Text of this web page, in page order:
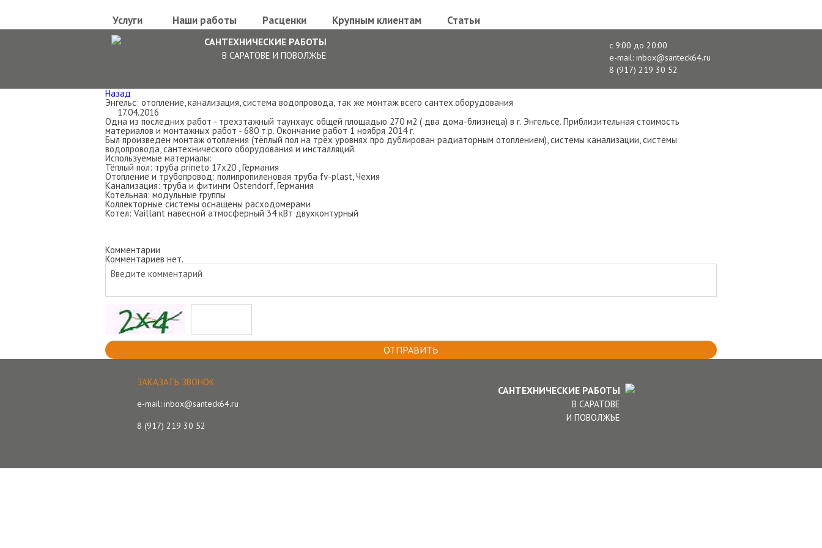
Услуги Наши работы Расценки Крупным клиентам Статьи
САНТЕХНИЧЕСКИЕ РАБОТЫ
В САРАТОВЕ И ПОВОЛЖЬЕ
с 9:00 до 20:00
e-mail: inbox@santeck64.ru
8 (917) 219 30 52
Назад
Энгельс: отопление, канализация, система водопровода, так же монтаж всего сантех.оборудования
17.04.2016
Одна из последних работ - трехэтажный таунхаус общей площадью 270 м2 ( два дома-близнеца) в г. Энгельсе. Приблизительная стоимость
материалов и монтажных работ - 680 т.р. Окончание работ 1 ноября 2014 г.
Был произведен монтаж отопления (тёплый пол на трёх уровнях про дублирован радиаторным отоплением), системы канализации, системы
водопровода, сантехнического оборудования и инсталляций.
Используемые материалы:
Тёплый пол: труба prineto 17х20 , Германия
Отопление и трубопровод: полипропиленовая труба fv-plast, Чехия
Канализация: труба и фитинги Ostendorf, Германия
Котельная: модульные группы
Коллекторные системы оснащены расходомерами
Котел: Vaillant навесной атмосферный 34 кВт двухконтурный
Комментарии
Комментариев нет.
ОТПРАВИТЬ
ЗАКАЗАТЬ ЗВОНОК
e-mail: inbox@santeck64.ru
8 (917) 219 30 52
САНТЕХНИЧЕСКИЕ РАБОТЫ
В САРАТОВЕ
И ПОВОЛЖЬЕ